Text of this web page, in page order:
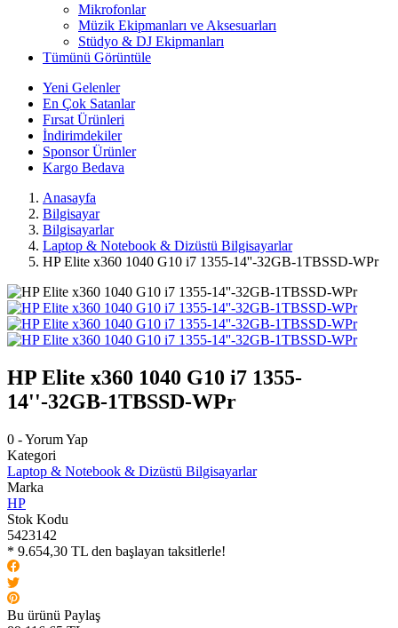
Mikrofonlar
Müzik Ekipmanları ve Aksesuarları
Stüdyo & DJ Ekipmanları
Tümünü Görüntüle
Yeni Gelenler
En Çok Satanlar
Fırsat Ürünleri
İndirimdekiler
Sponsor Ürünler
Kargo Bedava
Anasayfa
Bilgisayar
Bilgisayarlar
Laptop & Notebook & Dizüstü Bilgisayarlar
HP Elite x360 1040 G10 i7 1355-14''-32GB-1TBSSD-WPr
HP Elite x360 1040 G10 i7 1355-
14''-32GB-1TBSSD-WPr
0 - Yorum Yap
Kategori
Laptop & Notebook & Dizüstü Bilgisayarlar
Marka
HP
Stok Kodu
5423142
* 9.654,30 TL den başlayan taksitlerle!
Bu ürünü Paylaş